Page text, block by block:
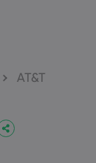
Om Markets.com
Global handel
Vores gruppe
AT&T